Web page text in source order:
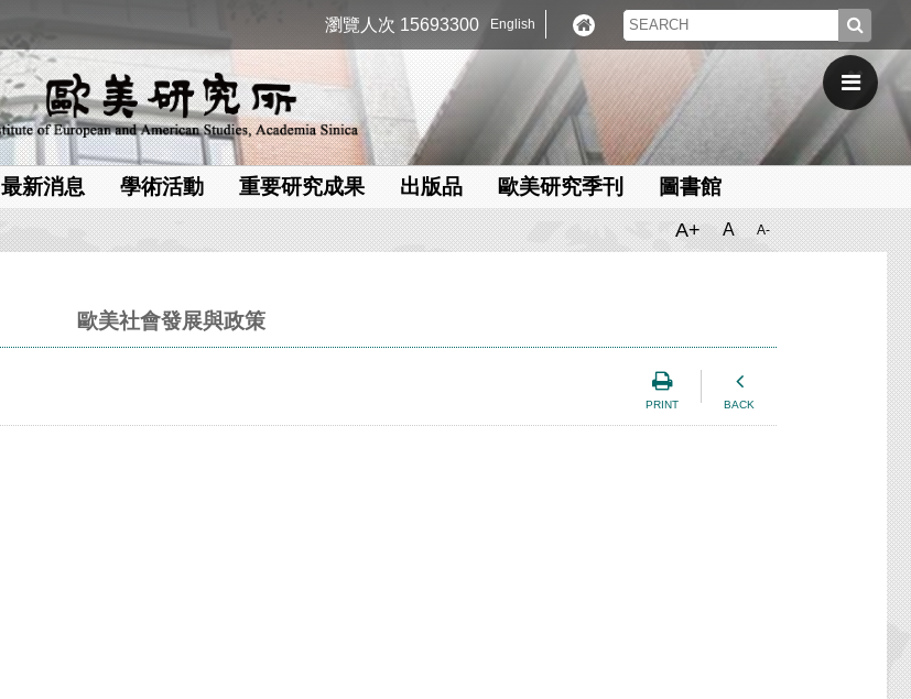
瀏覽人次 15693300 English
最新消息 學術活動 重要研究成果 出版品 歐美研究季刊 圖書館
A+ A A-
歐美社會發展與政策
PRINT BACK